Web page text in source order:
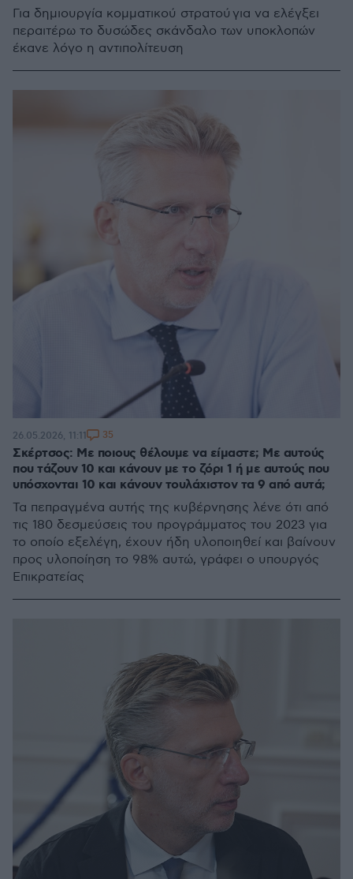
Για δημιουργία κομματικού στρατού για να ελέγξει
περαιτέρω το δυσώδες σκάνδαλο των υποκλοπών
έκανε λόγο η αντιπολίτευση
Σκέρτσος: Με ποιους θέλουμε να είμαστε; Με αυτούς
που τάζουν 10 και κάνουν με το ζόρι 1 ή με αυτούς που
υπόσχονται 10 και κάνουν τουλάχιστον τα 9 από αυτά;
Τα πεπραγμένα αυτής της κυβέρνησης λένε ότι από
τις 180 δεσμεύσεις του προγράμματος του 2023 για
το οποίο εξελέγη, έχουν ήδη υλοποιηθεί και βαίνουν
προς υλοποίηση το 98% αυτώ, γράφει ο υπουργός
Επικρατείας
26.05.2026, 11:11 35